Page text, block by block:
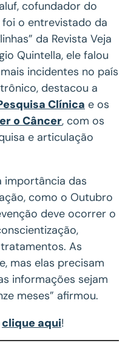
cofundador do
foi o entrevistado da
da Revista Veja
Quintella, ele falou
mais incidentes no país
destacou a
Clínica e os
o Câncer, com os
e articulação
importância das
como o Outubro
deve ocorrer o
As
mas elas precisam
informações sejam
meses” afirmou.
clique aqui!